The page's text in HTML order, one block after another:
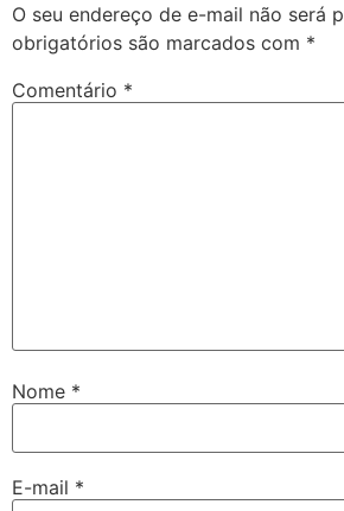
O seu endereço de e-mail não será
obrigatórios são marcados com *
Comentário *
Nome *
E-mail *